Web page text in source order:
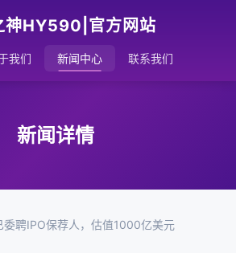
神HY590|官方网站
我们 新闻中心 联系我们
新闻详情
委聘IPO保荐人，估值1000亿美元